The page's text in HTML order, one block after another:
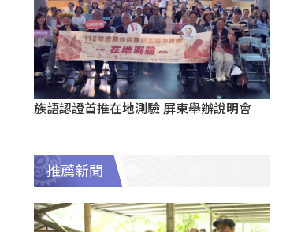
族語認證首推在地測驗 屏東舉辦說明會
推薦新聞